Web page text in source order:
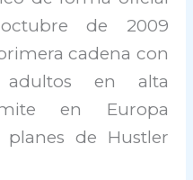
de 2009
cadena con
adultos en alta
en Europa
planes de Hustler